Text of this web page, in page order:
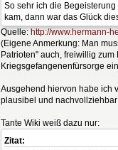
So sehr ich die
kam, dann war das Glück
Quelle: http://www.hermann-
(Eigene Anmerkung: Man
Patrioten" auch, freiwillig
Kriegsgefangenenfürsorge
Ausgehend hiervon habe ich
plausibel und
Tante Wiki weiß dazu nur:
Zitat: